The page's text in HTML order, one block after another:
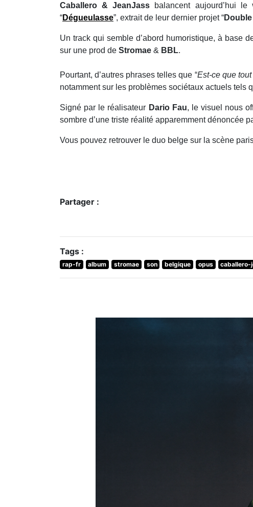
Caballero & JeanJass balancent aujourd’hui
“Dégueulasse”, extrait de leur dernier projet “
Un track qui semble d’abord humoristique, à base
sur une prod de Stromae & BBL.
Pourtant, d’autres phrases telles que “Est-ce que
notamment sur les problèmes sociétaux actuels tels
Signé par le réalisateur Dario Fau, le visuel nous
sombre d’une triste réalité apparemment dénoncée
Vous pouvez retrouver le duo belge sur la scène
Partager :
Tags :
rap-fr album stromae son belgique opus caballero-